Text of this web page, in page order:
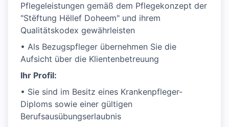
Pflegeleistungen gemäß dem Pflegekonzept der
"Stëftung Hëllef Doheem" und ihrem
Qualitätskodex gewährleisten
• Als Bezugspfleger übernehmen Sie die
Aufsicht über die Klientenbetreuung
Ihr Profil:
• Sie sind im Besitz eines Krankenpfleger-
Diploms sowie einer gültigen
Berufsausübungserlaubnis